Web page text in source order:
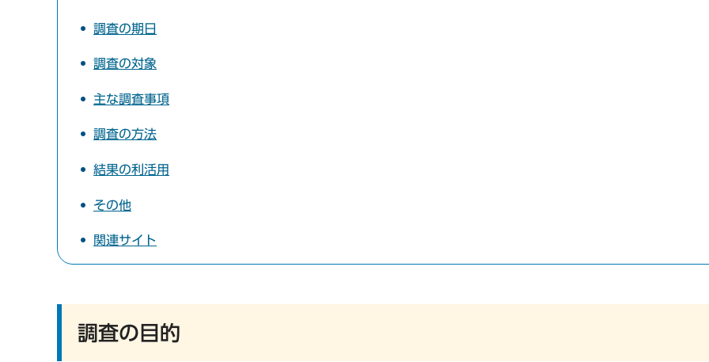
調査の期日
調査の対象
主な調査事項
調査の方法
結果の利活用
その他
関連サイト
調査の目的